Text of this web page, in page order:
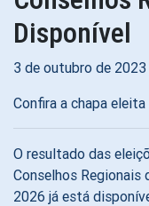
Disponível
3 de outubro de
Confira a chapa
O resultado das
Conselhos Regionais
2026 já está